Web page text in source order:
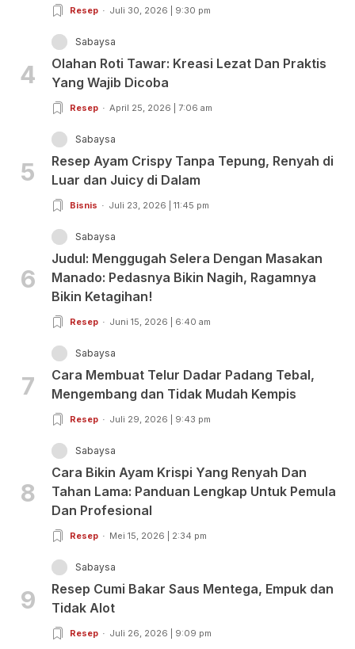
Resep Juli 30, 2026 | 9:30 pm
4
Sabaysa
Olahan Roti Tawar: Kreasi Lezat Dan Praktis
Yang Wajib Dicoba
Resep April 25, 2026 | 7:06 am
5
Sabaysa
Resep Ayam Crispy Tanpa Tepung, Renyah di
Luar dan Juicy di Dalam
Bisnis Juli 23, 2026 | 11:45 pm
6
Sabaysa
Judul: Menggugah Selera Dengan Masakan
Manado: Pedasnya Bikin Nagih, Ragamnya
Bikin Ketagihan!
Resep Juni 15, 2026 | 6:40 am
7
Sabaysa
Cara Membuat Telur Dadar Padang Tebal,
Mengembang dan Tidak Mudah Kempis
Resep Juli 29, 2026 | 9:43 pm
8
Sabaysa
Cara Bikin Ayam Krispi Yang Renyah Dan
Tahan Lama: Panduan Lengkap Untuk Pemula
Dan Profesional
Resep Mei 15, 2026 | 2:34 pm
9
Sabaysa
Resep Cumi Bakar Saus Mentega, Empuk dan
Tidak Alot
Resep Juli 26, 2026 | 9:09 pm